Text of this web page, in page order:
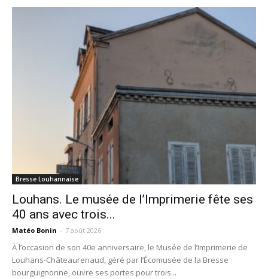
Bresse Louhannaise
Louhans. Le musée de l’Imprimerie fête ses
40 ans avec trois...
Matéo Bonin - 7 août 2026
À l’occasion de son 40e anniversaire, le Musée de l’Imprimerie de
Louhans-Châteaurenaud, géré par l’Écomusée de la Bresse
bourguignonne, ouvre ses portes pour trois...